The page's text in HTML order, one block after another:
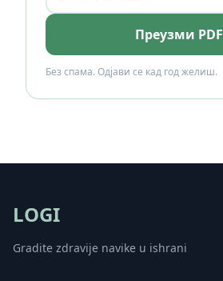
Преузми PDF
Без спама. Одјави се кад год желиш.
LOGI
Gradite zdravije navike u ishrani